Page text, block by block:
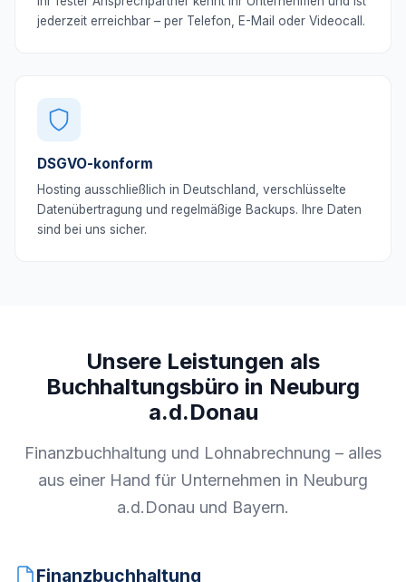
jederzeit erreichbar – per Telefon, E-Mail oder Videocall.
DSGVO-konform
Hosting ausschließlich in Deutschland, verschlüsselte
Datenübertragung und regelmäßige Backups. Ihre Daten
sind bei uns sicher.
Unsere Leistungen als
Buchhaltungsbüro in Neuburg
a.d.Donau
Finanzbuchhaltung und Lohnabrechnung – alles
aus einer Hand für Unternehmen in Neuburg
a.d.Donau und Bayern.
Finanzbuchhaltung